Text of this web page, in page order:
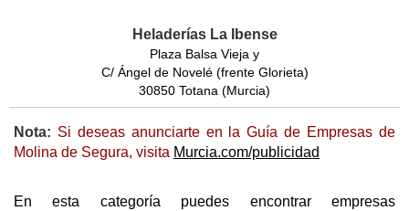
Heladerías La Ibense
Plaza Balsa Vieja y
C/ Ángel de Novelé (frente Glorieta)
30850 Totana (Murcia)
Nota: Si deseas anunciarte en la Guía de Empresas de
Molina de Segura, visita Murcia.com/publicidad
En esta categoría puedes encontrar empresas